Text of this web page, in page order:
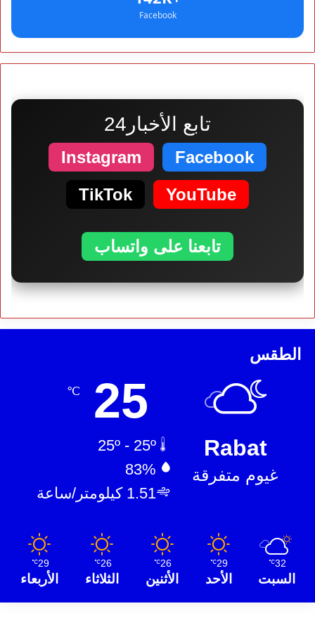
Facebook
تابع الأخبار24
Facebook
Instagram
YouTube
TikTok
تابعنا على واتساب
الطقس
Rabat
غيوم متفرقة
25
℃
83%
1.51 كيلومتر/ساعة
32
℃
السبت
29
℃
الأحد
26
℃
الأثنين
26
℃
الثلاثاء
29
℃
الأربعاء